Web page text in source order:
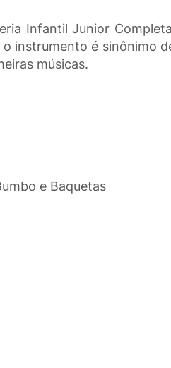
Infantil Junior
instrumento é sinônimo
músicas.
e Baquetas